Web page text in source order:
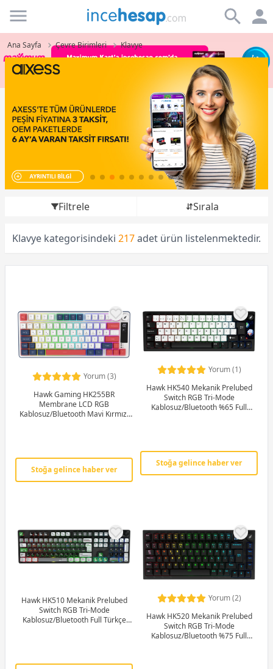
Incehesap
Ana Sayfa Çevre Birimleri Klavye
Filtrele Sırala
Klavye kategorisindeki 217adet ürün listelenmektedir.
Yorum (3)
Hawk Gaming HK255BR
Membrane LCD RGB
Kablosuz/Bluetooth Mavi Kırmızı
Stoğa gelince haber ver
Yorum (1)
Hawk HK540 Mekanik Prelubed
Switch RGB Tri-Mode
Kablosuz/Bluetooth %65 Full
Stoğa gelince haber ver
Hawk HK510 Mekanik Prelubed
Switch RGB Tri-Mode
Kablosuz/Bluetooth Full Türkçe
Yorum (2)
Hawk HK520 Mekanik Prelubed
Switch RGB Tri-Mode
Kablosuz/Bluetooth %75 Full